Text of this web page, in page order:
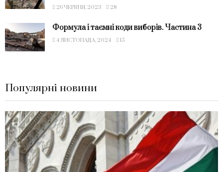
26 ЧЕРВНЯ, 2023 28
Формула і таємні коди виборів. Частина 3
4 ЛИСТОПАДА, 2024 15
Популярні новини